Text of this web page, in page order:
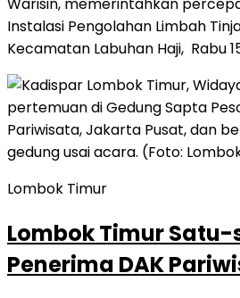
Warisin, memerintahkan
Instalasi Pengolahan Limbah
Kecamatan Labuhan Haji, Rabu
Lombok Timur
Lombok Timur
Penerima DAK